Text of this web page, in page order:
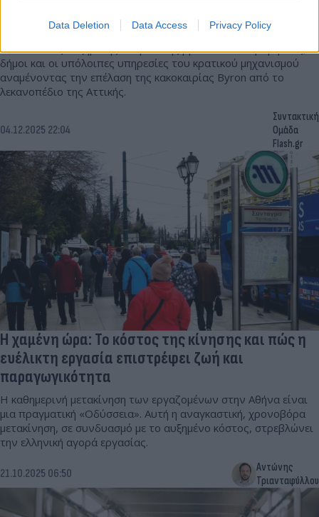
Data Deletion Data Access Privacy Policy
εργασία
Σε καθεστώς αυξημένης επιφυλακής βρίσκονται Περιφέρειες,
δήμοι και οι υπόλοιπες υπηρεσίες του κρατικού μηχανισμού
αναμένοντας την επέλαση της κακοκαιρίας Byron από το
λεκανοπέδιο της Αττικής.
04.12.2025 22:04
Συντακτική
Ομάδα
Flash.gr
Η χαμένη ώρα: Το κόστος της κίνησης και πώς η
ευέλικτη εργασία επιστρέφει ζωή και
παραγωγικότητα
Η καθημερινή μετακίνηση των εργαζομένων στην Αθήνα είναι
μια πραγματική «Οδύσσεια». Αυτή η αναγκαστική, χρονοβόρα
μετακίνηση, σε συνδυασμό με το αυξημένο κόστος, στρεβλώνει
την ελληνική αγορά εργασίας.
21.10.2025 06:50
Αντώνης
Τριανταφύλλου